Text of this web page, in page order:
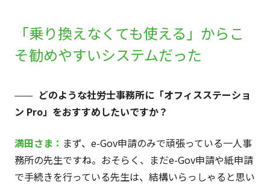
「乗り換えなくても使える」からこ
そ勧めやすいシステムだった
どのような社労士事務所に「オフィスステーショ
ン Pro」をおすすめしたいですか？
満田さま： まず、e-Gov申請のみで頑張っている一人事
務所の先生ですね。おそらく、まだe-Gov申請や紙申請
で手続きを行っている先生は、結構いらっしゃると思い